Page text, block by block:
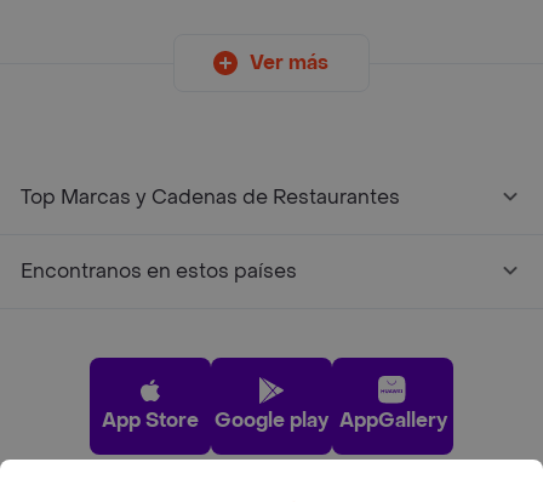
Ver más
Top Marcas y Cadenas de Restaurantes
Encontranos en estos países
App Store Google play AppGallery